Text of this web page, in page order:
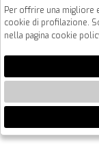
follow us
2026 BigBag -
🍪
Per offrire una migliore
cookie di profilazione.
nella pagina cookie